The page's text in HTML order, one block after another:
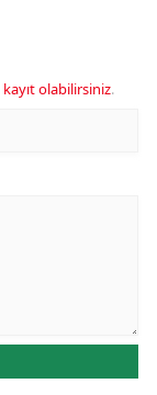
kayıt olabilirsiniz.